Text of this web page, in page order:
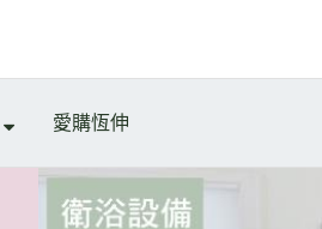
愛購恆伸